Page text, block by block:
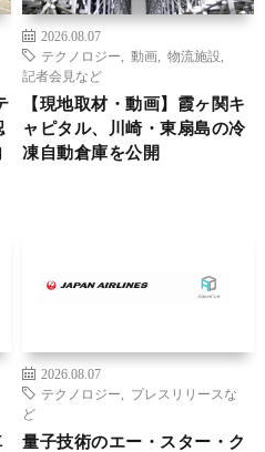
2026.08.07
テクノロジー
動画 物流施設
記者会見など
【現地取材・動画】霞ヶ関キ
ャピタル、川崎・東扇島の冷
凍自動倉庫を公開
2026.08.07
テクノロジー
プレスリリースな
ど
量子技術のエー・スター・ク